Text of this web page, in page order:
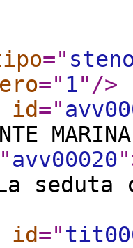
="
=" 1" />
id="
avv00020"
seduta
id="